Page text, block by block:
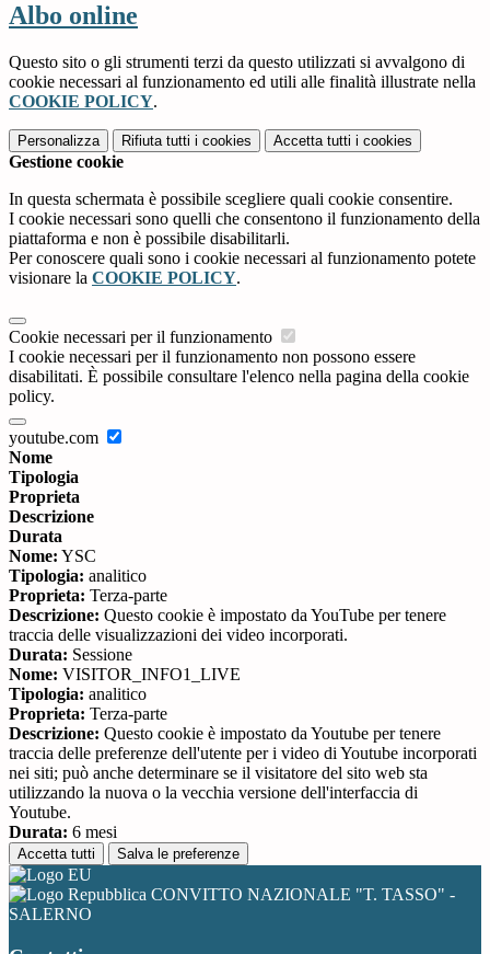
Albo online
Questo sito o gli strumenti terzi da questo utilizzati si avvalgono di
cookie necessari al funzionamento ed utili alle finalità illustrate nella
COOKIE POLICY.
Personalizza Rifiuta tutti i cookies Accetta tutti i cookies
Gestione cookie
In questa schermata è possibile scegliere quali cookie consentire.
I cookie necessari sono quelli che consentono il funzionamento della
piattaforma e non è possibile disabilitarli.
Per conoscere quali sono i cookie necessari al funzionamento potete
visionare la COOKIE POLICY.
Cookie necessari per il funzionamento
I cookie necessari per il funzionamento non possono essere
disabilitati. È possibile consultare l'elenco nella pagina della cookie
policy.
youtube.com
Nome
Tipologia
Proprieta
Descrizione
Durata
Nome: YSC
Tipologia: analitico
Proprieta: Terza-parte
Descrizione: Questo cookie è impostato da YouTube per tenere
traccia delle visualizzazioni dei video incorporati.
Durata: Sessione
Nome: VISITOR_INFO1_LIVE
Tipologia: analitico
Proprieta: Terza-parte
Descrizione: Questo cookie è impostato da Youtube per tenere
traccia delle preferenze dell'utente per i video di Youtube incorporati
nei siti; può anche determinare se il visitatore del sito web sta
utilizzando la nuova o la vecchia versione dell'interfaccia di
Youtube.
Durata: 6 mesi
Accetta tutti Salva le preferenze
CONVITTO NAZIONALE "T. TASSO" -
SALERNO